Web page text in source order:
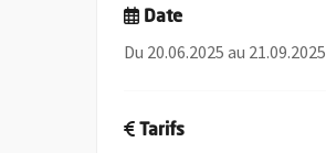
Date
Du 20.06.2025 au 21.09.2025
Tarifs